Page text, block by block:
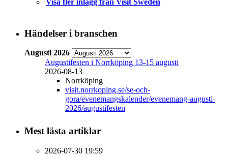
Händelser i branschen
Augusti 2026
Augustifesten i Norrköping 13-15 augusti
2026-08-13
Norrköping
visit.norrkoping.se/se-och-
gora/evenemangskalender/evenemang-augusti-
2026/augustifesten
Mest lästa artiklar
2026-07-30 19:59